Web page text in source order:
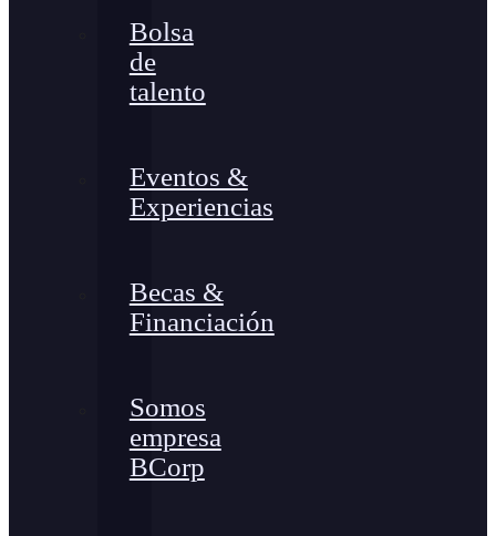
Bolsa
de
talento
Eventos &
Experiencias
Becas &
Financiación
Somos
empresa
BCorp